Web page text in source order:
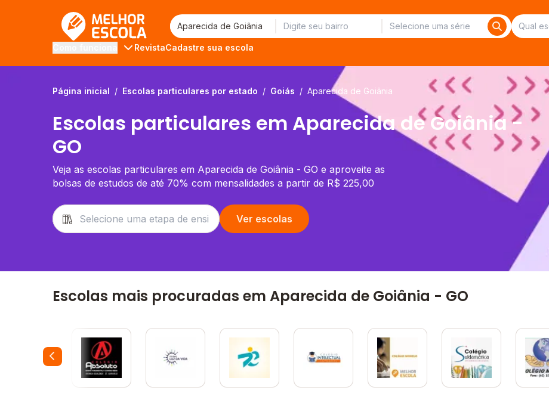
RevistaCadastre sua escola
Página inicial / Escolas particulares por estado / Goiás / Aparecida de Goiânia
Escolas particulares em Aparecida de Goiânia -
GO
Veja as escolas particulares em Aparecida de Goiânia - GO e aproveite as
bolsas de estudos de até 70% com mensalidades a partir de R$ 225,00
Ver escolas
Escolas mais procuradas em Aparecida de Goiânia - GO